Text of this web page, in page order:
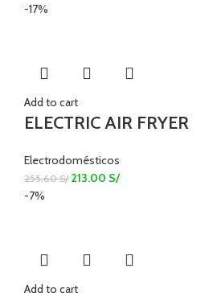
-17%
Add to cart
ELECTRIC AIR FRYER
Electrodomésticos
255.60S/ 213.00 S/
-7%
Add to cart